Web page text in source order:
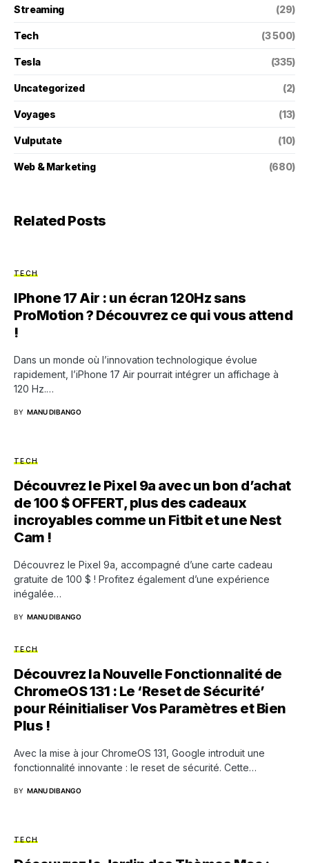
Streaming (29)
Tech (3 500)
Tesla (335)
Uncategorized (2)
Voyages (13)
Vulputate (10)
Web & Marketing (680)
Related Posts
TECH
IPhone 17 Air : un écran 120Hz sans
ProMotion ? Découvrez ce qui vous attend
!
Dans un monde où l’innovation technologique évolue
rapidement, l’iPhone 17 Air pourrait intégrer un affichage à
120 Hz.…
BY MANU DIBANGO
TECH
Découvrez le Pixel 9a avec un bon d’achat
de 100 $ OFFERT, plus des cadeaux
incroyables comme un Fitbit et une Nest
Cam !
Découvrez le Pixel 9a, accompagné d’une carte cadeau
gratuite de 100 $ ! Profitez également d’une expérience
inégalée…
BY MANU DIBANGO
TECH
Découvrez la Nouvelle Fonctionnalité de
ChromeOS 131 : Le ‘Reset de Sécurité’
pour Réinitialiser Vos Paramètres et Bien
Plus !
Avec la mise à jour ChromeOS 131, Google introduit une
fonctionnalité innovante : le reset de sécurité. Cette…
BY MANU DIBANGO
TECH